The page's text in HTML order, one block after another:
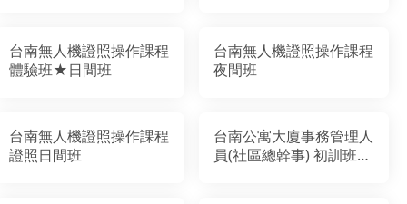
台南無人機證照操作課程
體驗班★日間班
台南無人機證照操作課程
夜間班
台南無人機證照操作課程
證照日間班
台南公寓大廈事務管理人
員(社區總幹事) 初訓班